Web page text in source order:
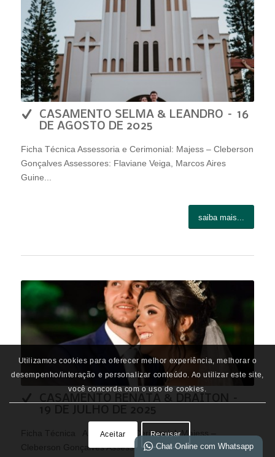
CASAMENTO SELMA & LEANDRO – 16
DE AGOSTO DE 2025
Ficha Técnica Assessoria e Cerimonial: Majess – Cleberson
Gonçalves Assessores: Flaviane Veiga, Marcos Aires
Guine...
saiba mais...
Ficha Técnica Assessoria e Cerimonial: Majess –
Cleberson Gonçalves Assessores: Marcos Aires Guine e
Utilizamos cookies para oferecer melhor experiência, melhorar o
desempenho/interação e personalizar conteúdo. Ao utilizar este site,
você concorda com o uso de cookies.
Aceitar Recusar
Chat Online com Whatsapp